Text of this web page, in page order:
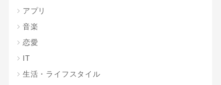
アプリ
音楽
恋愛
IT
生活・ライフスタイル